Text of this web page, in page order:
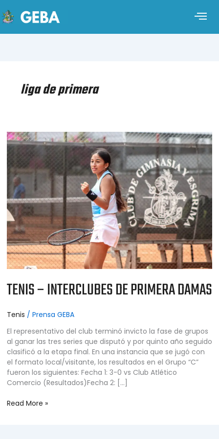
liga de primera
TENIS – INTERCLUBES DE PRIMERA DAMAS
Tenis / Prensa GEBA
El representativo del club terminó invicto la fase de grupos
al ganar las tres series que disputó y por quinto año seguido
clasificó a la etapa final. En una instancia que se jugó con
el formato local/visitante, los resultados en el Grupo “C”
fueron los siguientes: Fecha 1: 3-0 vs Club Atlético
Comercio (Resultados)Fecha 2: […]
TENIS
–
INTERCLUBES
DE
PRIMERA
DAMAS
Read More »